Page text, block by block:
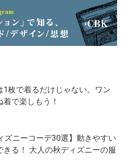
1枚で着るだけじゃない。ワン
着で楽しもう！
ズニーコーデ30選】動きやすい
きる！ 大人の秋ディズニーの服